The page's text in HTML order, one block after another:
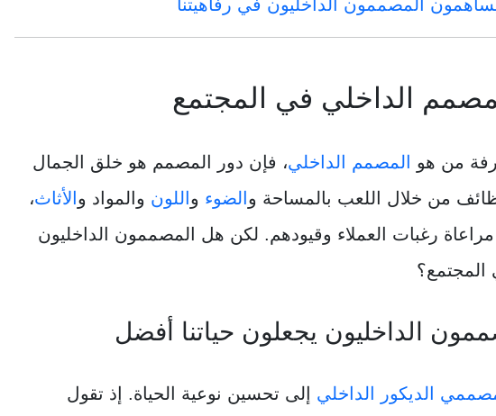
يساهمون المصممون الداخليون في رفاهيتنا
الداخلي في المجتمع
من هو المصمم الداخلي، فإن دور المصمم هو خلق الجمال
من خلال اللعب بالمساحة و الضوء و اللون والمواد و الأثاث،
رغبات العملاء وقيودهم. لكن هل المصممون الداخليون
الداخليون يجعلون حياتنا أفضل
الديكور الداخلي إلى تحسين نوعية الحياة. إذ تقول